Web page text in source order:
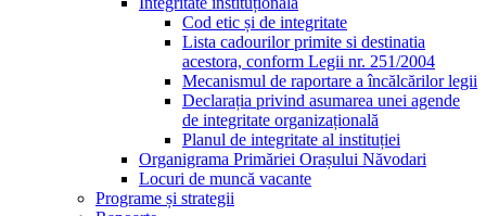
Cod etic și de integritate
Lista cadourilor primite si destinatia
acestora, conform Legii nr. 251/2004
Mecanismul de raportare a încălcărilor legii
Declarația privind asumarea unei agende
de integritate organizațională
Planul de integritate al instituției
Organigrama Primăriei Orașului Năvodari
Locuri de muncă vacante
Programe și strategii